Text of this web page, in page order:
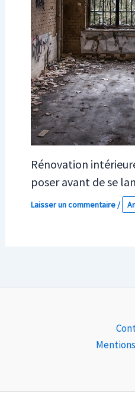
Rénovation
poser avant de se
Laisser un commentaire/